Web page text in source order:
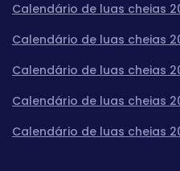
Calendário de luas cheias
Calendário de luas cheias
Calendário de luas cheias
Calendário de luas cheias
Calendário de luas cheias